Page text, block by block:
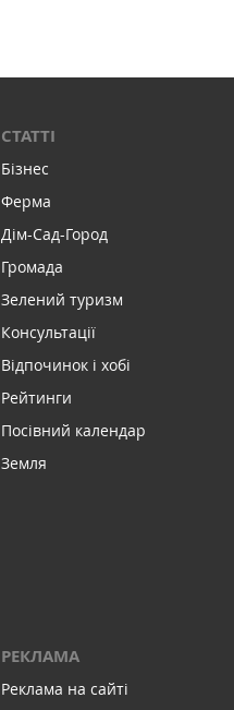
СТАТТІ
Бізнес
Ферма
Дім-Сад-Город
Громада
Зелений туризм
Консультації
Відпочинок і хобі
Рейтинги
Посівний календар
Земля
РЕКЛАМА
Реклама на сайті